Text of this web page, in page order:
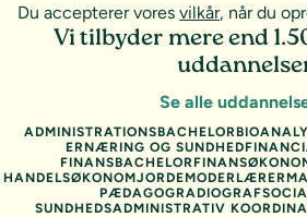
Du accepterer vores vilkår, når du
Vi tilbyder mere end
Se alle
ADMINISTRATIONSBACHELOR
ERNÆRING OG SUNDHED
FINANSBACHELOR
HANDELSØKONOMJORDEMODER LÆRER
PÆDAGOGRADIOGRAF
SUNDHEDSADMINISTRATIV